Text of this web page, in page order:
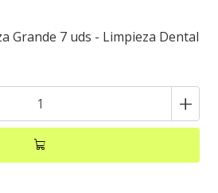
Grande 7 uds - Limpieza Dental
+